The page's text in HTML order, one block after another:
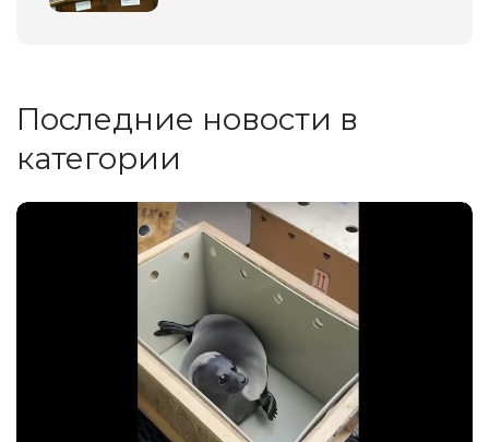
Последние новости в
категории